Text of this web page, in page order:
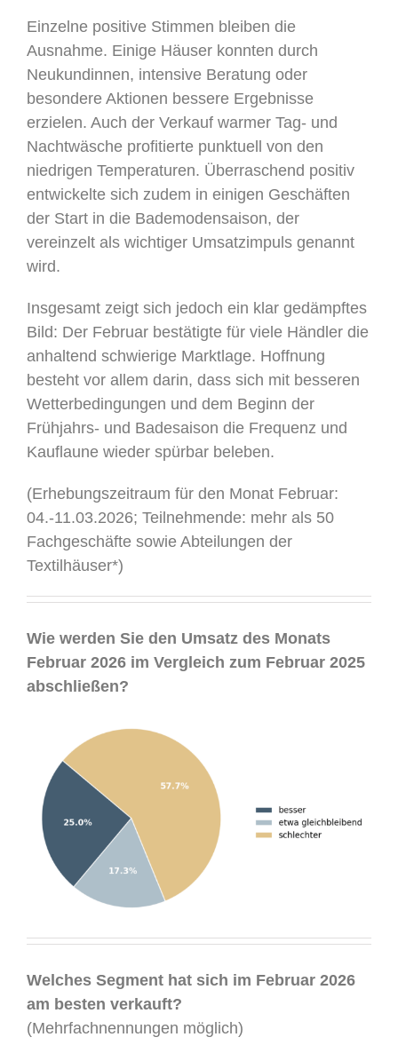
Einzelne positive Stimmen bleiben die
Ausnahme. Einige Häuser konnten durch
Neukundinnen, intensive Beratung oder
besondere Aktionen bessere Ergebnisse
erzielen. Auch der Verkauf warmer Tag- und
Nachtwäsche profitierte punktuell von den
niedrigen Temperaturen. Überraschend positiv
entwickelte sich zudem in einigen Geschäften
der Start in die Bademodensaison, der
vereinzelt als wichtiger Umsatzimpuls genannt
wird.
Insgesamt zeigt sich jedoch ein klar gedämpftes
Bild: Der Februar bestätigte für viele Händler die
anhaltend schwierige Marktlage. Hoffnung
besteht vor allem darin, dass sich mit besseren
Wetterbedingungen und dem Beginn der
Frühjahrs- und Badesaison die Frequenz und
Kauflaune wieder spürbar beleben.
(Erhebungszeitraum für den Monat Februar:
04.-11.03.2026; Teilnehmende: mehr als 50
Fachgeschäfte sowie Abteilungen der
Textilhäuser*)
Wie werden Sie den Umsatz des Monats
Februar 2026 im Vergleich zum Februar 2025
abschließen?
Welches Segment hat sich im Februar 2026
am besten verkauft?
(Mehrfachnennungen möglich)